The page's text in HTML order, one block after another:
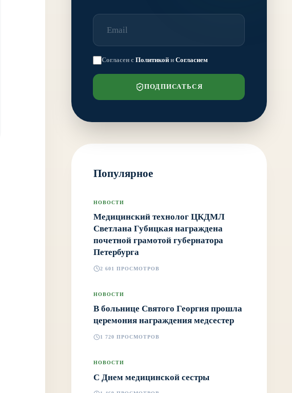
Согласен с Политикой и Согласием
ПОДПИСАТЬСЯ
Популярное
НОВОСТИ
Медицинский технолог ЦКДМЛ
Светлана Губицкая награждена
почетной грамотой губернатора
Петербурга
2 601 ПРОСМОТРОВ
НОВОСТИ
В больнице Святого Георгия прошла
церемония награждения медсестер
1 720 ПРОСМОТРОВ
НОВОСТИ
С Днем медицинской сестры